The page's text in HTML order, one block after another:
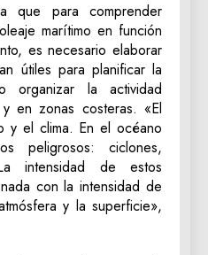
que para comprender
marítimo en función
es necesario elaborar
útiles para planificar la
organizar la actividad
en zonas costeras. «El
y el clima. En el océano
peligrosos: ciclones,
intensidad de estos
con la intensidad de
y la superficie»,